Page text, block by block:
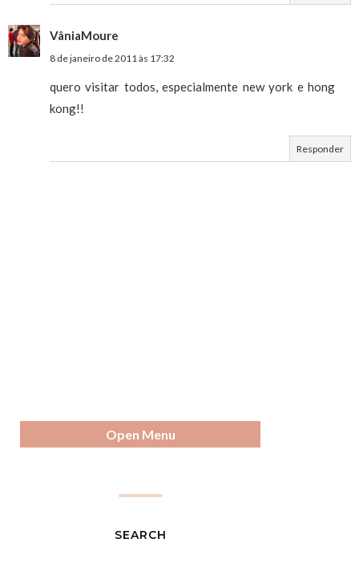
VâniaMoure
8 de janeiro de 2011 às 17:32
quero visitar todos, especialmente new york e hong
kong!!
Responder
Open Menu
SEARCH